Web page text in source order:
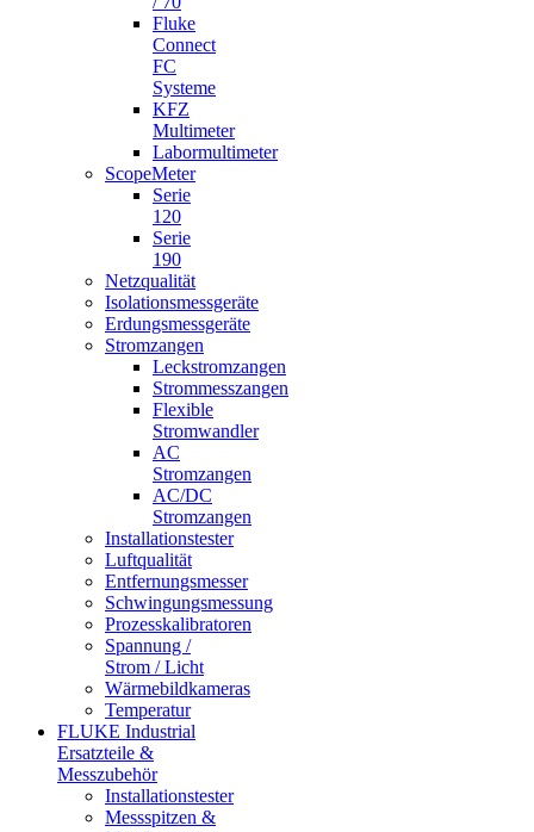
Fluke
Connect
FC
Systeme
KFZ
Multimeter
Labormultimeter
ScopeMeter
Serie
120
Serie
190
Netzqualität
Isolationsmessgeräte
Erdungsmessgeräte
Stromzangen
Leckstromzangen
Strommesszangen
Flexible
Stromwandler
AC
Stromzangen
AC/DC
Stromzangen
Installationstester
Luftqualität
Entfernungsmesser
Schwingungsmessung
Prozesskalibratoren
Spannung /
Strom / Licht
Wärmebildkameras
Temperatur
FLUKE Industrial
Ersatzteile &
Messzubehör
Installationstester
Messspitzen &